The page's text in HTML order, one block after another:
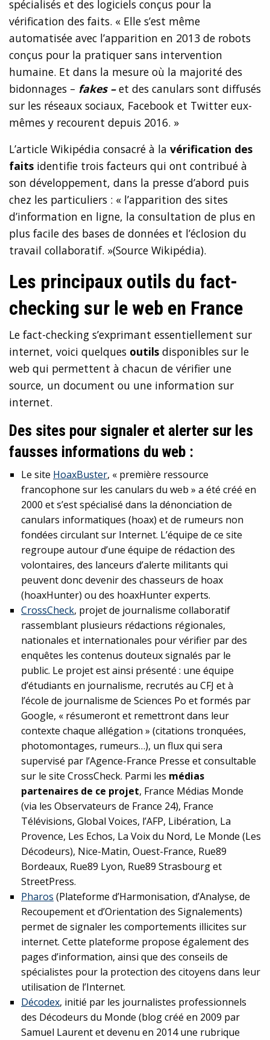
spécialisés et des logiciels conçus pour la
vérification des faits. « Elle s’est même
automatisée avec l’apparition en 2013 de robots
conçus pour la pratiquer sans intervention
humaine. Et dans la mesure où la majorité des
bidonnages – fakes –et des canulars sont diffusés
sur les réseaux sociaux, Facebook et Twitter eux-
mêmes y recourent depuis 2016. »
L’article Wikipédia consacré à la vérification des
faits identifie trois facteurs qui ont contribué à
son développement, dans la presse d’abord puis
chez les particuliers : « l’apparition des sites
d’information en ligne, la consultation de plus en
plus facile des bases de données et l’éclosion du
travail collaboratif. »(Source Wikipédia).
Les principaux outils du fact-
checking sur le web en France
Le fact-checking s’exprimant essentiellement sur
internet, voici quelques outils disponibles sur le
web qui permettent à chacun de vérifier une
source, un document ou une information sur
internet.
Des sites pour signaler et alerter sur les
fausses informations du web :
Le site HoaxBuster, « première ressource
francophone sur les canulars du web » a été créé en
2000 et s’est spécialisé dans la dénonciation de
canulars informatiques (hoax) et de rumeurs non
fondées circulant sur Internet. L’équipe de ce site
regroupe autour d’une équipe de rédaction des
volontaires, des lanceurs d’alerte militants qui
peuvent donc devenir des chasseurs de hoax
(hoaxHunter) ou des hoaxHunter experts.
CrossCheck, projet de journalisme collaboratif
rassemblant plusieurs rédactions régionales,
nationales et internationales pour vérifier par des
enquêtes les contenus douteux signalés par le
public. Le projet est ainsi présenté : une équipe
d’étudiants en journalisme, recrutés au CFJ et à
l’école de journalisme de Sciences Po et formés par
Google, « résumeront et remettront dans leur
contexte chaque allégation » (citations tronquées,
photomontages, rumeurs…), un flux qui sera
supervisé par l’Agence-France Presse et consultable
sur le site CrossCheck. Parmi les médias
partenaires de ce projet, France Médias Monde
(via les Observateurs de France 24), France
Télévisions, Global Voices, l’AFP, Libération, La
Provence, Les Echos, La Voix du Nord, Le Monde (Les
Décodeurs), Nice-Matin, Ouest-France, Rue89
Bordeaux, Rue89 Lyon, Rue89 Strasbourg et
StreetPress.
Pharos (Plateforme d’Harmonisation, d’Analyse, de
Recoupement et d’Orientation des Signalements)
permet de signaler les comportements illicites sur
internet. Cette plateforme propose également des
pages d’information, ainsi que des conseils de
spécialistes pour la protection des citoyens dans leur
utilisation de l’Internet.
Décodex, initié par les journalistes professionnels
des Décodeurs du Monde (blog créé en 2009 par
Samuel Laurent et devenu en 2014 une rubrique